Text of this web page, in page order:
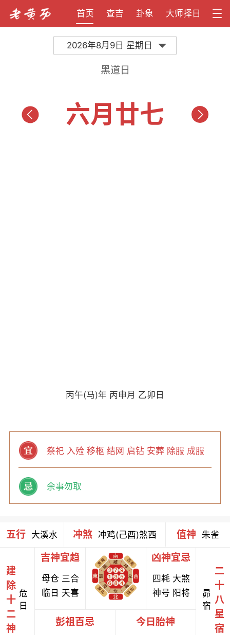
首页 查吉 卦象 大师择日
2026年8月9日 星期日
黑道日
六月廿七
丙午(马)年 丙申月 乙卯日
祭祀 入殓 移柩 结网 启钻 安葬 除服 成服
余事勿取
五行 大溪水 冲煞 冲鸡(己酉)煞西 值神 朱雀
建
除
十
二
神
危
日
吉神宜趋
母仓 三合
临日 天喜
凶神宜忌
四耗 大煞
神号 阳将
彭祖百忌 今日胎神
昴
宿
二
十
八
星
宿